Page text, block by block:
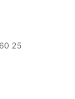
25